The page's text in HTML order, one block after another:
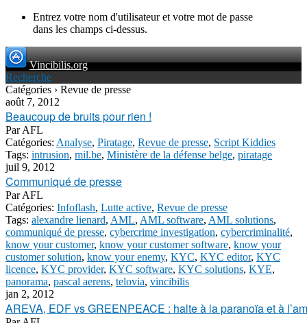
Entrez votre nom d'utilisateur et votre mot de passe
dans les champs ci-dessus.
Vincibilis.org
Recherche
Catégories › Revue de presse
août 7, 2012
Beaucoup de bruits pour rien !
ParAFL
Catégories: Analyse, Piratage, Revue de presse, Script Kiddies
Tags: intrusion, mil.be, Ministère de la défense belge, piratage
juil 9, 2012
Communiqué de presse
ParAFL
Catégories: Infoflash, Lutte active, Revue de presse
Tags: alexandre lienard, AML, AML software, AML solutions,
communiqué de presse, cybercrime investigation, cybercriminalité,
know your customer, know your customer software, know your
customer solution, know your enemy, KYC, KYC editor, KYC
licence, KYC provider, KYC software, KYC solutions, KYE,
panorama, pascal aerens, telovia, vincibilis
jan 2, 2012
AREVA, EDF vs GREENPEACE : halte à la paranoïa et à